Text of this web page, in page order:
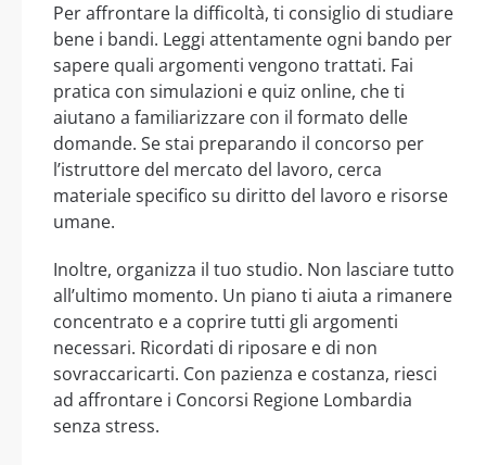
Per affrontare la difficoltà, ti consiglio di studiare
bene i bandi. Leggi attentamente ogni bando per
sapere quali argomenti vengono trattati. Fai
pratica con simulazioni e quiz online, che ti
aiutano a familiarizzare con il formato delle
domande. Se stai preparando il concorso per
l’istruttore del mercato del lavoro, cerca
materiale specifico su diritto del lavoro e risorse
umane.
Inoltre, organizza il tuo studio. Non lasciare tutto
all’ultimo momento. Un piano ti aiuta a rimanere
concentrato e a coprire tutti gli argomenti
necessari. Ricordati di riposare e di non
sovraccaricarti. Con pazienza e costanza, riesci
ad affrontare i Concorsi Regione Lombardia
senza stress.